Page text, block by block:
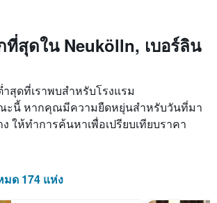
ที่สุดใน Neukölln, เบอร์ลิน
สุดที่เราพบสำหรับโรงแรม
ะนี้ หากคุณมีความยืดหยุ่นสำหรับวันที่มา
ให้ทำการค้นหาเพื่อเปรียบเทียบราคา
มด 174 แห่ง